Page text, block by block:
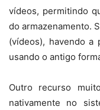
vídeos, permitindo
do armazenamento.
(vídeos), havendo a
usando o antigo
Outro recurso
nativamente no